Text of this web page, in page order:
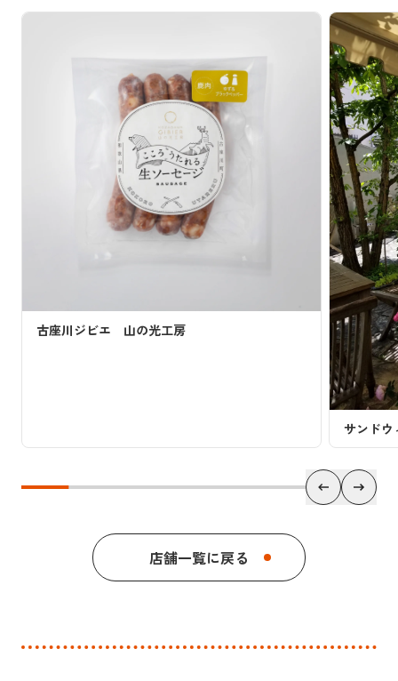
古座川ジビエ 山の光工房
サンド
店舗一覧に戻る